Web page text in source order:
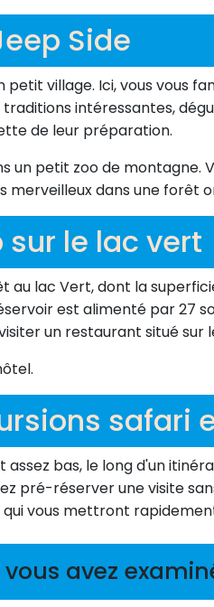
Side
village. Ici, vous vous
intéressantes,
de leur préparation.
un petit zoo de montagne.
merveilleux dans une forêt
sur le lac vert
au lac Vert, dont la
est alimenté par 27
un restaurant situé
safari
bas, le long d'un
pré-réserver une visite
vous mettront
avez